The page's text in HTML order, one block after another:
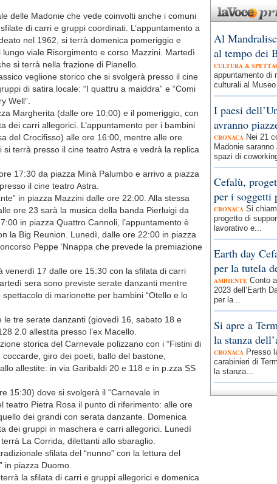
delle Madonie che vede coinvolti anche i comuni
di carri e gruppi coordinati. L’appuntamento a
nel 1962, si terrà domenica pomeriggio e
viale Risorgimento e corso Mazzini. Martedì
si terrà nella frazione di Pianello.
veglione storico che si svolgerà presso il cine
di satira locale: “I quattru a maiddra” e “Comi
Well”.
Margherita (dalle ore 10:00) e il pomeriggio, con
dei carri allegorici. L’appuntamento per i bambini
del Crocifisso) alle ore 16:00, mentre alle ore
terrà presso il cine teatro Astra e vedrà la replica
17:30 da piazza Minà Palumbo e arrivo a piazza
il cine teatro Astra.
in piazza Mazzini dalle ore 22:00. Alla stessa
ore 23 sarà la musica della banda Pierluigi da
in piazza Quattro Cannoli, l’appuntamento è
la Big Reunion. Lunedì, dalle ore 22:00 in piazza
Peppe ‘Nnappa che prevede la premiazione
venerdì 17 dalle ore 15:30 con la sfilata di carri
sera sono previste serate danzanti mentre
di marionette per bambini “Otello e lo
tre serate danzanti (giovedì 16, sabato 18 e
2.0 allestita presso l’ex Macello.
storica del Carnevale polizzano con i “Fistini di
giro dei poeti, ballo del bastone,
allestite: in via Garibaldi 20 e 118 e in p.zza SS
15:30) dove si svolgerà il “Carnevale in
teatro Pietra Rosa il punto di riferimento: alle ore
dei grandi con serata danzante. Domenica
dei gruppi in maschera e carri allegorici. Lunedì
La Corrida, dilettanti allo sbaraglio.
sfilata del “nunno” con la lettura del
in piazza Duomo.
la sfilata di carri e gruppi allegorici e domenica
Al
al tempo dei
CULTURA &
appuntamento di
culturali al
I paesi
avranno
CRONACA Nei 21
Madonie
spazi di
Cefalù,
per i
CRONACA Si
progetto di
lavorativo e...
Earth day
per la tutela
AMBIENTE Conto
2023 dell’Earth
per la...
Si apre a
la stanza
CRONACA Presso
carabinieri di
la stanza...